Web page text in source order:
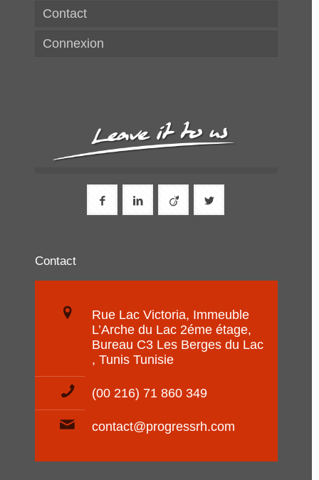
Contact
Connexion
Contact
Rue Lac Victoria, Immeuble
L’Arche du Lac 2éme étage,
Bureau C3 Les Berges du Lac
, Tunis Tunisie
(00 216) 71 860 349
contact@progressrh.com